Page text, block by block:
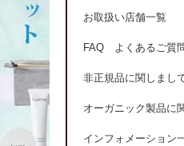
お取扱い店舗一覧
FAQ よくあるご質
非正規品に関しまし
オーガニック製品に
インフォメーション